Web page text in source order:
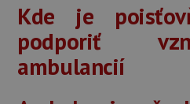
Kde je
podporiť
ambulancií